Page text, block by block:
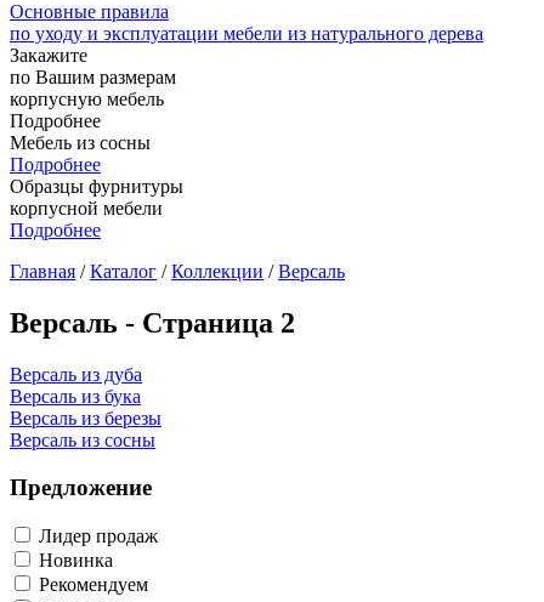
Основные правила
по уходу и эксплуатации мебели из натурального дерева
Закажите
по Вашим размерам
корпусную мебель
Подробнее
Мебель из сосны
Подробнее
Образцы фурнитуры
корпусной мебели
Подробнее
Главная /Каталог /Коллекции /Версаль
Версаль - Страница 2
Версаль из дуба
Версаль из бука
Версаль из березы
Версаль из сосны
Предложение
Лидер продаж
Новинка
Рекомендуем